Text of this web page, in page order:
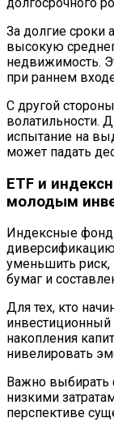
За долгие сроки
высокую
недвижимость.
при раннем
С другой
волатильности.
испытание на
может падать
ETF и
молодым
Индексные
диверсификацию
уменьшить риск,
бумаг и
Для тех, кто
инвестиционный
накопления
нивелировать
Важно
низкими
перспективе